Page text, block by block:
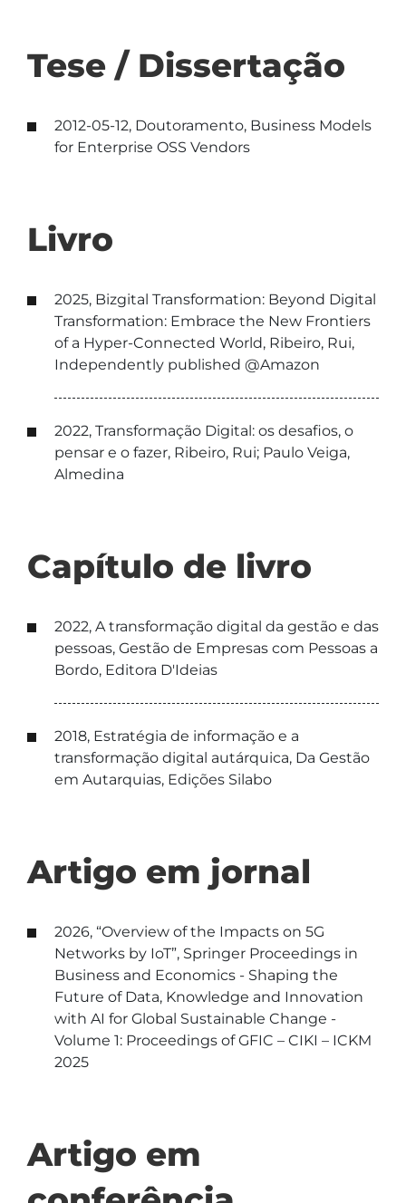
Tese / Dissertação
2012-05-12, Doutoramento, Business Models
for Enterprise OSS Vendors
Livro
2025, Bizgital Transformation: Beyond Digital
Transformation: Embrace the New Frontiers
of a Hyper-Connected World, Ribeiro, Rui,
Independently published @Amazon
2022, Transformação Digital: os desafios, o
pensar e o fazer, Ribeiro, Rui; Paulo Veiga,
Almedina
Capítulo de livro
2022, A transformação digital da gestão e das
pessoas, Gestão de Empresas com Pessoas a
Bordo, Editora D'Ideias
2018, Estratégia de informação e a
transformação digital autárquica, Da Gestão
em Autarquias, Edições Silabo
Artigo em jornal
2026, “Overview of the Impacts on 5G
Networks by IoT”, Springer Proceedings in
Business and Economics - Shaping the
Future of Data, Knowledge and Innovation
with AI for Global Sustainable Change -
Volume 1: Proceedings of GFIC – CIKI – ICKM
2025
Artigo em